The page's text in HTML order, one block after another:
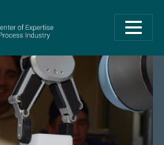
Eyde-Cluster |